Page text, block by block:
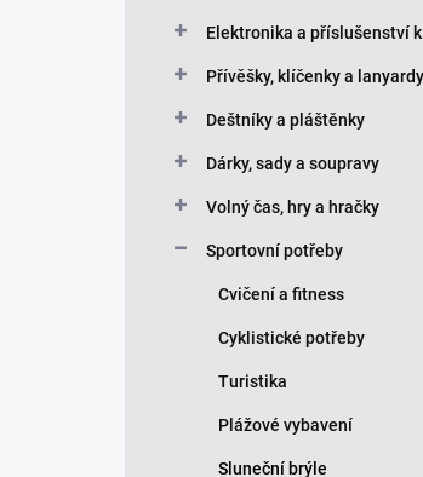
Elektronika a příslušenství k
Přívěšky, klíčenky a lanyardy
Deštníky a pláštěnky
Dárky, sady a soupravy
Volný čas, hry a hračky
Sportovní potřeby
Cvičení a fitness
Cyklistické potřeby
Turistika
Plážové vybavení
Sluneční brýle